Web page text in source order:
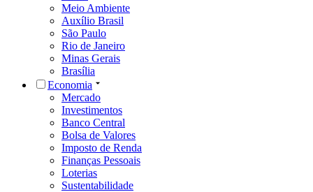
Meio Ambiente
Auxílio Brasil
São Paulo
Rio de Janeiro
Minas Gerais
Brasília
Economia
Mercado
Investimentos
Banco Central
Bolsa de Valores
Imposto de Renda
Finanças Pessoais
Loterias
Sustentabilidade